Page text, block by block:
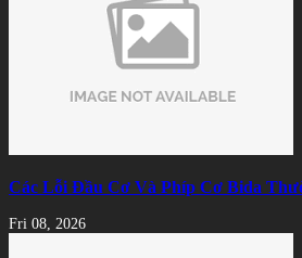
Các Lỗi Đầu Cơ Và Phíp Cơ Bida
Fri 08, 2026